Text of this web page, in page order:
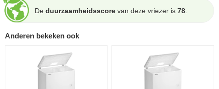
De duurzaamheidsscore van deze vriezer is 78.
Anderen bekeken ook